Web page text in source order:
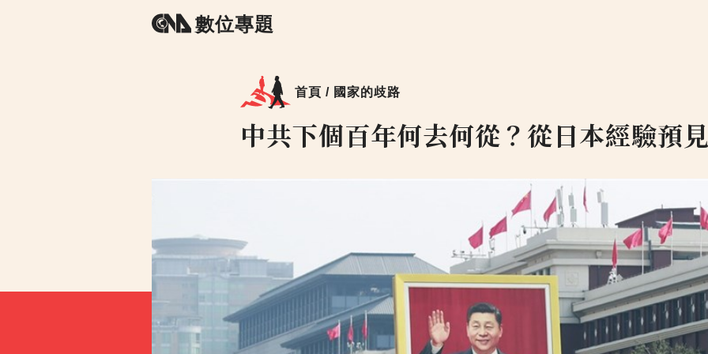
數位專題
首頁 / 國家的歧路
中共下個百年何去何從？從日本經驗預